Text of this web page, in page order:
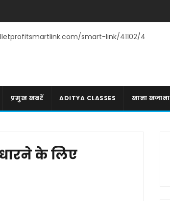
smart-link/41102/4
प्रमुख खबरें ADITYA CLASSES खाना खजाना
के लिए